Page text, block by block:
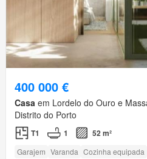
400 000 €
Casa em Lordelo do Ouro e
Distrito do Porto
T1 1 52 m²
Garajem Varanda Cozinha equipada